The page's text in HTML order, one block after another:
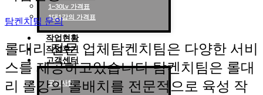
1~30Lv 가격표
1대1강의 가격표
작업현황
작업후기
고객센터
공지사항
탐켄치팀 문의
롤대리 전문 업체탐켄치팀은 다양한 서비
스를 제공하고있습니다 탐켄치팀은 롤대
리 롤강의 롤배치를 전문적으로 육성 작